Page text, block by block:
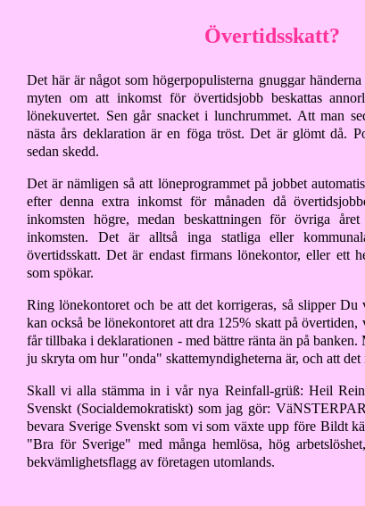
Övertidsskatt?
Det här är något som högerpopulisterna gnuggar
myten om att inkomst för övertidsjobb beskattas
lönekuvertet. Sen går snacket i lunchrummet. Att man
nästa års deklaration är en föga tröst. Det är glömt då.
sedan skedd.
Det är nämligen så att löneprogrammet på jobbet
efter denna extra inkomst för månaden då
inkomsten högre, medan beskattningen för övriga
inkomsten. Det är alltså inga statliga eller
övertidsskatt. Det är endast firmans lönekontor, eller ett
som spökar.
Ring lönekontoret och be att det korrigeras, så slipper
kan också be lönekontoret att dra 125% skatt på
får tillbaka i deklarationen - med bättre ränta än på
ju skryta om hur "onda" skattemyndigheterna är, och att
Skall vi alla stämma in i vår nya Reinfall-grüß: Heil
Svenskt (Socialdemokratiskt) som jag gör:
bevara Sverige Svenskt som vi som växte upp före Bildt
"Bra för Sverige" med många hemlösa, hög
bekvämlighetsflagg av företagen utomlands.